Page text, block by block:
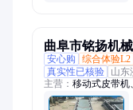
曲阜市铭扬机
安心购
综合体验L2
真实性已核验
山东
主营： 移动式皮带机
输送机、粮食提升